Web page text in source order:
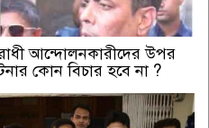
আন্দোলনকারীদের উপর
কোন বিচার হবে না ?